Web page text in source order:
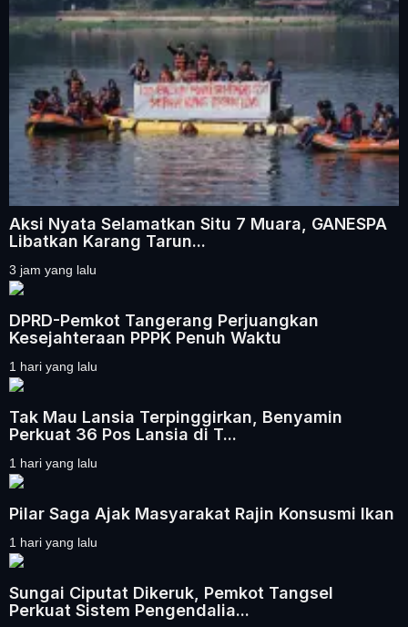
Aksi Nyata Selamatkan Situ 7 Muara, GANESPA
Libatkan Karang Tarun...
3 jam yang lalu
DPRD-Pemkot Tangerang Perjuangkan
Kesejahteraan PPPK Penuh Waktu
1 hari yang lalu
Tak Mau Lansia Terpinggirkan, Benyamin
Perkuat 36 Pos Lansia di T...
1 hari yang lalu
Pilar Saga Ajak Masyarakat Rajin Konsusmi Ikan
1 hari yang lalu
Sungai Ciputat Dikeruk, Pemkot Tangsel
Perkuat Sistem Pengendalia...